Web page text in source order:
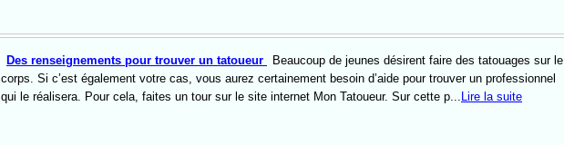
Des renseignements pour trouver un tatoueur
Beaucoup de jeunes désirent faire des tatouages sur le
corps. Si c’est également votre cas, vous aurez certainement besoin d’aide pour trouver un professionnel
qui le réalisera. Pour cela, faites un tour sur le site internet Mon Tatoueur. Sur cette p... Lire la suite